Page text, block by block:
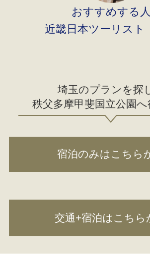
おすすめする人
近畿日本ツーリス
埼玉のプランを探
秩父多摩甲斐国立公園へ
宿泊のみはこちら